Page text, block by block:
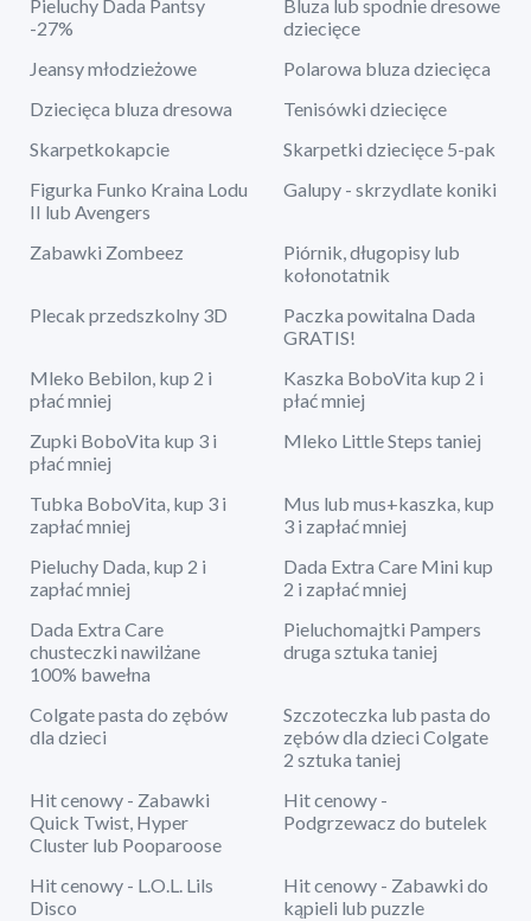
Pieluchy Dada Pantsy
-27%
Bluza lub spodnie dresowe
dziecięce
Jeansy młodzieżowe
Polarowa bluza dziecięca
Dziecięca bluza dresowa
Tenisówki dziecięce
Skarpetkokapcie
Skarpetki dziecięce 5-pak
Figurka Funko Kraina Lodu
II lub Avengers
Galupy - skrzydlate koniki
Zabawki Zombeez
Piórnik, długopisy lub
kołonotatnik
Plecak przedszkolny 3D
Paczka powitalna Dada
GRATIS!
Mleko Bebilon, kup 2 i
płać mniej
Kaszka BoboVita kup 2 i
płać mniej
Zupki BoboVita kup 3 i
płać mniej
Mleko Little Steps taniej
Tubka BoboVita, kup 3 i
zapłać mniej
Mus lub mus+kaszka, kup
3 i zapłać mniej
Pieluchy Dada, kup 2 i
zapłać mniej
Dada Extra Care Mini kup
2 i zapłać mniej
Dada Extra Care
chusteczki nawilżane
100% bawełna
Pieluchomajtki Pampers
druga sztuka taniej
Colgate pasta do zębów
dla dzieci
Szczoteczka lub pasta do
zębów dla dzieci Colgate
2 sztuka taniej
Hit cenowy - Zabawki
Quick Twist, Hyper
Cluster lub Pooparoose
Hit cenowy -
Podgrzewacz do butelek
Hit cenowy - L.O.L. Lils
Disco
Hit cenowy - Zabawki do
kąpieli lub puzzle